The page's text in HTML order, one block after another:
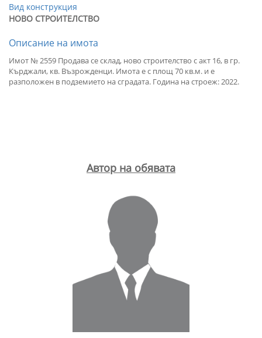
Вид конструкция
НОВО СТРОИТЕЛСТВО
Описание на имота
Имот № 2559 Продава се склад, ново строителство с акт 16, в гр.
Кърджали, кв. Възрожденци. Имота е с площ 70 кв.м. и е
разположен в подземието на сградата. Година на строеж: 2022.
Автор на обявата